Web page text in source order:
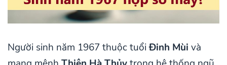
Người sinh năm 1967 thuộc tuổiĐinh Mùi và